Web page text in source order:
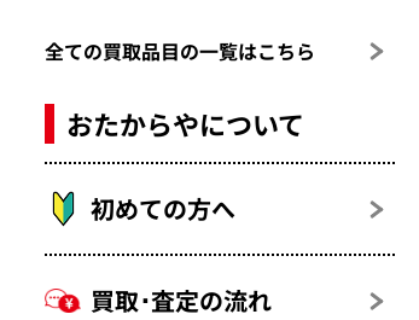
全ての買取品目の一覧はこちら
おたからやについて
初めての方へ
買取･査定の流れ